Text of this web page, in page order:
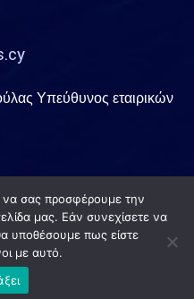
Υπεύθυνος εταιρικών
All Rights Reserved.
byGeneration Y
να σας προσφέρουμε την
μας. Εάν συνεχίσετε να
υποθέσουμε πως είστε
με αυτό.